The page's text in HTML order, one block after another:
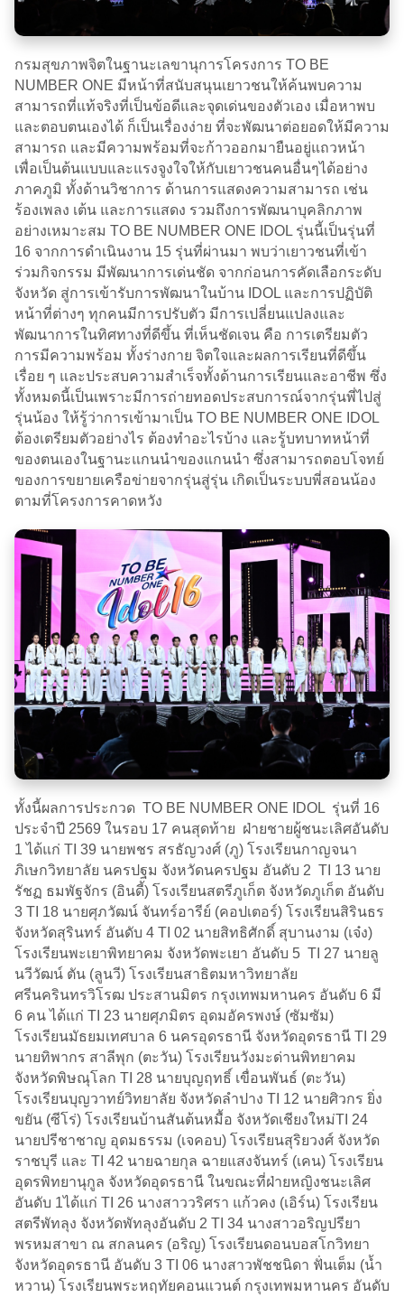
กรมสุขภาพจิตในฐานะเลขานุการโครงการ TO BE
NUMBER ONE มีหน้าที่สนับสนุนเยาวชนให้ค้นพบความ
สามารถที่แท้จริงที่เป็นข้อดีและจุดเด่นของตัวเอง เมื่อหาพบ
และตอบตนเองได้ ก็เป็นเรื่องง่าย ที่จะพัฒนาต่อยอดให้มีความ
สามารถ และมีความพร้อมที่จะก้าวออกมายืนอยู่แถวหน้า
เพื่อเป็นต้นแบบและแรงจูงใจให้กับเยาวชนคนอื่นๆได้อย่าง
ภาคภูมิ ทั้งด้านวิชาการ ด้านการแสดงความสามารถ เช่น
ร้องเพลง เต้น และการแสดง รวมถึงการพัฒนาบุคลิกภาพ
อย่างเหมาะสม TO BE NUMBER ONE IDOL รุ่นนี้เป็นรุ่นที่
16 จากการดำเนินงาน 15 รุ่นที่ผ่านมา พบว่าเยาวชนที่เข้า
ร่วมกิจกรรม มีพัฒนาการเด่นชัด จากก่อนการคัดเลือกระดับ
จังหวัด สู่การเข้ารับการพัฒนาในบ้าน IDOL และการปฏิบัติ
หน้าที่ต่างๆ ทุกคนมีการปรับตัว มีการเปลี่ยนแปลงและ
พัฒนาการในทิศทางที่ดีขึ้น ที่เห็นชัดเจน คือ การเตรียมตัว
การมีความพร้อม ทั้งร่างกาย จิตใจและผลการเรียนที่ดีขึ้น
เรื่อย ๆ และประสบความสำเร็จทั้งด้านการเรียนและอาชีพ ซึ่ง
ทั้งหมดนี้เป็นเพราะมีการถ่ายทอดประสบการณ์จากรุ่นพี่ไปสู่
รุ่นน้อง ให้รู้ว่าการเข้ามาเป็น TO BE NUMBER ONE IDOL
ต้องเตรียมตัวอย่างไร ต้องทำอะไรบ้าง และรู้บทบาทหน้าที่
ของตนเองในฐานะแกนนำของแกนนำ ซึ่งสามารถตอบโจทย์
ของการขยายเครือข่ายจากรุ่นสู่รุ่น เกิดเป็นระบบพี่สอนน้อง
ตามที่โครงการคาดหวัง
ทั้งนี้ผลการประกวด TO BE NUMBER ONE IDOL รุ่นที่ 16
ประจำปี 2569 ในรอบ 17 คนสุดท้าย ฝ่ายชายผู้ชนะเลิศอันดับ
1 ได้แก่ TI 39 นายพชร สรธัญวงศ์ (ภู) โรงเรียนกาญจนา
ภิเษกวิทยาลัย นครปฐม จังหวัดนครปฐม อันดับ 2 TI 13 นาย
รัชฏ ธมพัฐจักร (อินดี้) โรงเรียนสตรีภูเก็ต จังหวัดภูเก็ต อันดับ
3 TI 18 นายศุภวัฒน์ จันทร์อารีย์ (คอปเตอร์) โรงเรียนสิรินธร
จังหวัดสุรินทร์ อันดับ 4 TI 02 นายสิทธิศักดิ์ สุบานงาม (เจ๋ง)
โรงเรียนพะเยาพิทยาคม จังหวัดพะเยา อันดับ 5 TI 27 นายลู
นวีวัฒน์ ตัน (ลูนวี) โรงเรียนสาธิตมหาวิทยาลัย
ศรีนครินทรวิโรฒ ประสานมิตร กรุงเทพมหานคร อันดับ 6 มี
6 คน ได้แก่ TI 23 นายศุภมิตร อุดมอัครพงษ์ (ซัมซัม)
โรงเรียนมัธยมเทศบาล 6 นครอุดรธานี จังหวัดอุดรธานี TI 29
นายทิพากร สาลีพุก (ตะวัน) โรงเรียนวังมะด่านพิทยาคม
จังหวัดพิษณุโลก TI 28 นายบุญฤทธิ์ เขื่อนพันธ์ (ตะวัน)
โรงเรียนบุญวาทย์วิทยาลัย จังหวัดลำปาง TI 12 นายศิวกร ยิ่ง
ขยัน (ซีโร่) โรงเรียนบ้านสันต้นหมื้อ จังหวัดเชียงใหม่TI 24
นายปรีชาชาญ อุดมธรรม (เจคอบ) โรงเรียนสุริยวงศ์ จังหวัด
ราชบุรี และ TI 42 นายฉายกุล ฉายแสงจันทร์ (เคน) โรงเรียน
อุดรพิทยานุกูล จังหวัดอุดรธานี ในขณะที่ฝ่ายหญิงชนะเลิศ
อันดับ 1ได้แก่ TI 26 นางสาววริศรา แก้วคง (เอิร์น) โรงเรียน
สตรีพัทลุง จังหวัดพัทลุงอันดับ 2 TI 34 นางสาวอริญปรียา
พรหมสาขา ณ สกลนคร (อริญ) โรงเรียนดอนบอสโกวิทยา
จังหวัดอุดรธานี อันดับ 3 TI 06 นางสาวพัชชนิดา ฟั่นเต็ม (น้ำ
หวาน) โรงเรียนพระหฤทัยคอนแวนต์ กรุงเทพมหานคร อันดับ